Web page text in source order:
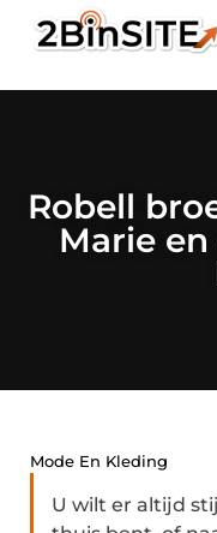
Robell
Marie
Mode En Kleding
U wilt er altijd